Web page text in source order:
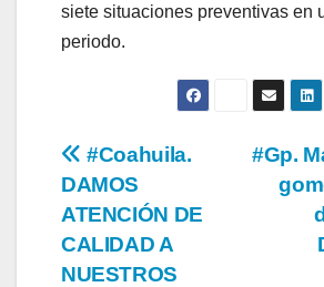
siete situaciones preventivas en
periodo.
Navegación
de
entradas
#Gp.
#Coahuila.
DAMOS
ATENCIÓN DE
CALIDAD A
NUESTROS